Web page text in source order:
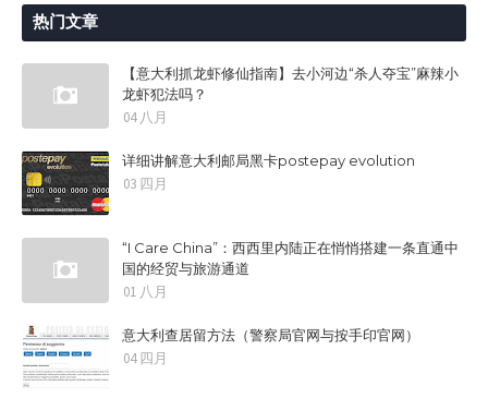
热门文章
【意大利抓龙虾修仙指南】去小河边“杀人夺宝”麻辣小
龙虾犯法吗？
04 八月
详细讲解意大利邮局黑卡postepay evolution
03 四月
“I Care China”：西西里内陆正在悄悄搭建一条直通中
国的经贸与旅游通道
01 八月
意大利查居留方法（警察局官网与按手印官网）
04 四月